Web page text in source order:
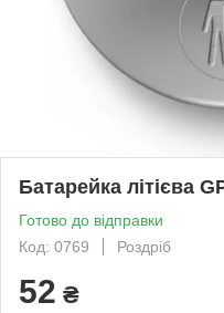
Батарейка літієва
Готово до відправки
Код: 0769
Роздріб
52 ₴